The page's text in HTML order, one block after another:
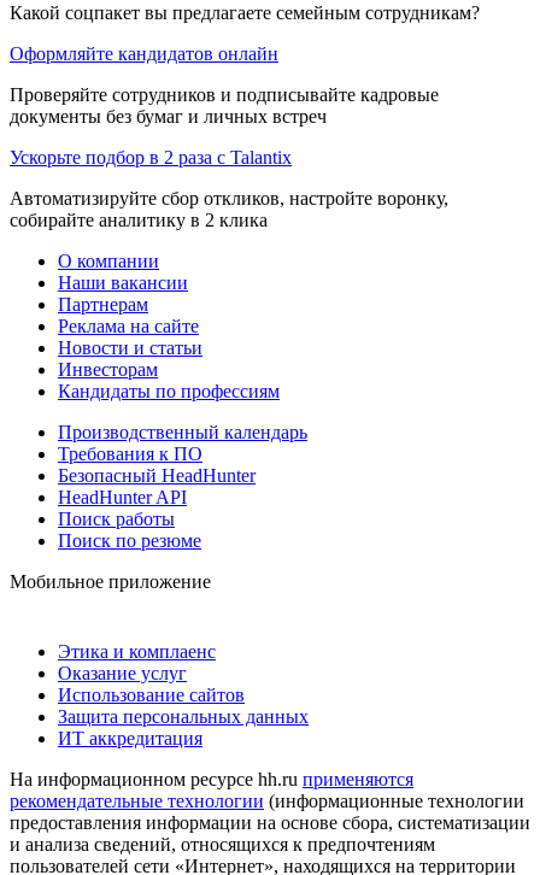
Какой соцпакет вы предлагаете семейным сотрудникам?
Оформляйте кандидатов онлайн
Проверяйте сотрудников и подписывайте кадровые
документы без бумаг и личных встреч
Ускорьте подбор в 2 раза с Talantix
Автоматизируйте сбор откликов, настройте воронку,
собирайте аналитику в 2 клика
О компании
Наши вакансии
Партнерам
Реклама на сайте
Новости и статьи
Инвесторам
Кандидаты по профессиям
Производственный календарь
Требования к ПО
Безопасный HeadHunter
HeadHunter API
Поиск работы
Поиск по резюме
Мобильное приложение
Этика и комплаенс
Оказание услуг
Использование сайтов
Защита персональных данных
ИТ аккредитация
На информационном ресурсе hh.ru применяются
рекомендательные технологии (информационные технологии
предоставления информации на основе сбора, систематизации
и анализа сведений, относящихся к предпочтениям
пользователей сети «Интернет», находящихся на территории